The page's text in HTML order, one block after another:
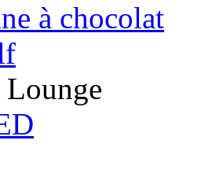
à chocolat